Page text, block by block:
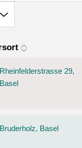
Rheinfelderstrasse 29,
Basel
Bruderholz, Basel